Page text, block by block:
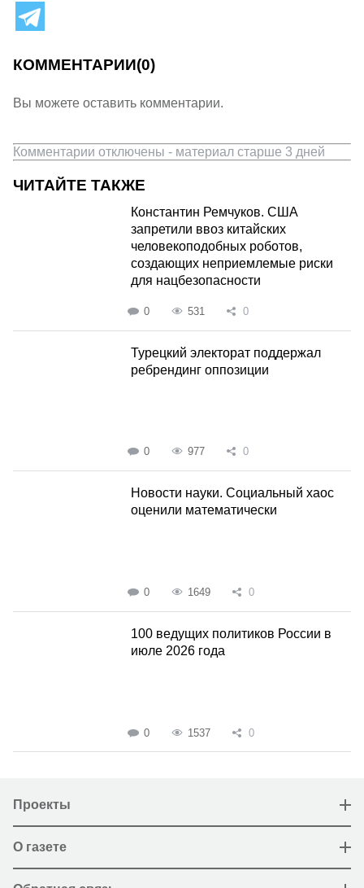
КОММЕНТАРИИ(0)
Вы можете оставить комментарии.
Комментарии отключены - материал старше 3 дней
ЧИТАЙТЕ ТАКЖЕ
Константин Ремчуков. США
запретили ввоз китайских
человекоподобных роботов,
создающих неприемлемые риски
для нацбезопасности
0 531 0
Турецкий электорат поддержал
ребрендинг оппозиции
0 977 0
Новости науки. Социальный хаос
оценили математически
0 1649 0
100 ведущих политиков России в
июле 2026 года
0 1537 0
Проекты
О газете